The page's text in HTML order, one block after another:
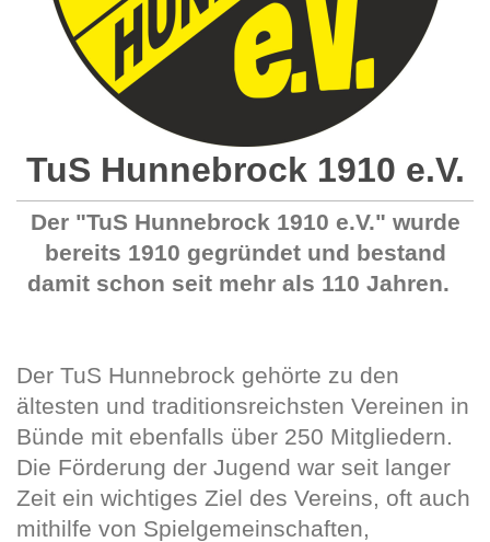
TuS Hunnebrock 1910 e.V.
Der "TuS Hunnebrock 1910 e.V." wurde
bereits 1910 gegründet und bestand
damit schon seit mehr als 110 Jahren.
Der TuS Hunnebrock gehörte zu den
ältesten und traditionsreichsten Vereinen in
Bünde mit ebenfalls über 250 Mitgliedern.
Die Förderung der Jugend war seit langer
Zeit ein wichtiges Ziel des Vereins, oft auch
mithilfe von Spielgemeinschaften,